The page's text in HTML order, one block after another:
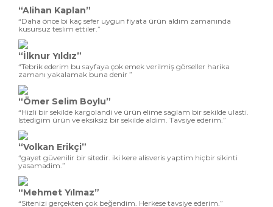
“Alihan Kaplan”
“Daha önce bi kaç sefer uygun fiyata ürün aldım zamanında
kusursuz teslim ettiler.”
“İlknur Yıldız”
“Tebrik ederim bu sayfaya çok emek verilmiş görseller harika
zamanı yakalamak buna denir ”
“Ömer Selim Boylu”
“Hizli bir sekilde kargolandi ve ürün elime saglam bir sekilde ulasti.
Istedigim ürün ve eksiksiz bir sekilde aldim. Tavsiye ederim.”
“Volkan Erikçi”
“gayet güvenilir bir sitedir. iki kere alisveris yaptim hiçbir sikinti
yasamadim.”
“Mehmet Yılmaz”
“Sitenizi gerçekten çok beğendim. Herkese tavsiye ederim.”